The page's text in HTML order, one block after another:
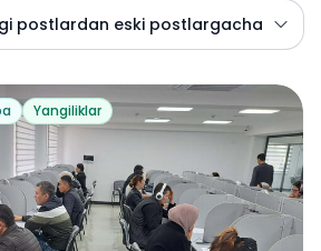
postlardan eski postlargacha
Yangiliklar